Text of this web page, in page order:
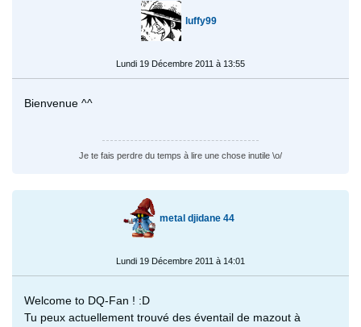
luffy99
Lundi 19 Décembre 2011 à 13:55
Bienvenue ^^
Je te fais perdre du temps à lire une chose inutile \o/
metal djidane 44
Lundi 19 Décembre 2011 à 14:01
Welcome to DQ-Fan ! :D
Tu peux actuellement trouvé des éventail de mazout à